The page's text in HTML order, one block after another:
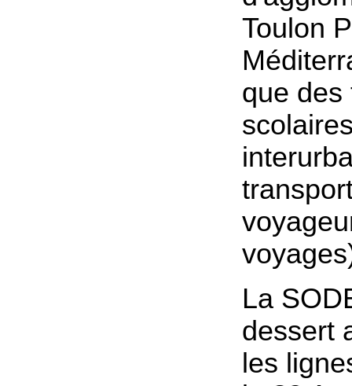
Toulon
que des
La
dessert
les